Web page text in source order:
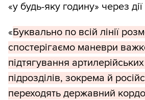
«у будь-яку годину» через дії
«Буквально по всій лінії
спостерігаємо маневри
підтягування
підрозділів, зокрема й
переходять державний